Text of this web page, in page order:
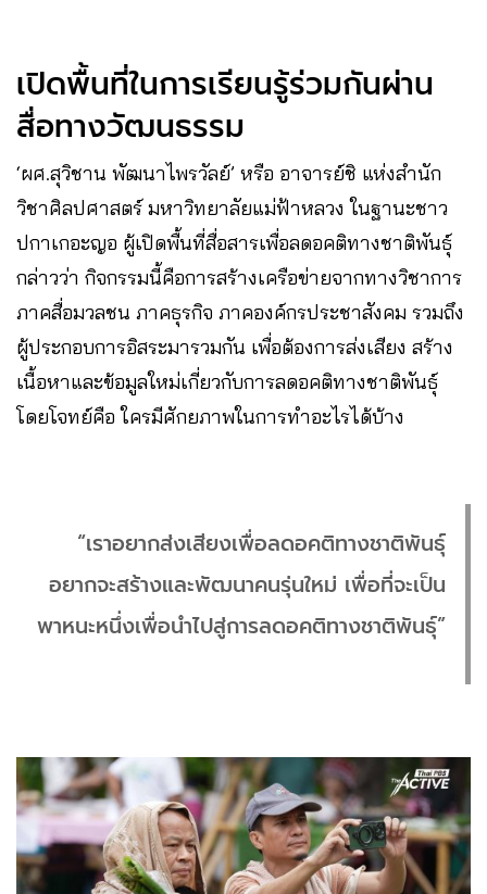
เปิดพื้นที่ในการเรียนรู้ร่วมกันผ่าน
สื่อทางวัฒนธรรม
‘ผศ.สุวิชาน พัฒนาไพรวัลย์’ หรือ อาจารย์ชิ แห่งสำนัก
วิชาศิลปศาสตร์ มหาวิทยาลัยแม่ฟ้าหลวง ในฐานะชาว
ปกาเกอะญอ ผู้เปิดพื้นที่สื่อสารเพื่อลดอคติทางชาติพันธุ์
กล่าวว่า กิจกรรมนี้คือการสร้างเครือข่ายจากทางวิชาการ
ภาคสื่อมวลชน ภาคธุรกิจ ภาคองค์กรประชาสังคม รวมถึง
ผู้ประกอบการอิสระมารวมกัน เพื่อต้องการส่งเสียง สร้าง
เนื้อหาและข้อมูลใหม่เกี่ยวกับการลดอคติทางชาติพันธุ์
โดยโจทย์คือ ใครมีศักยภาพในการทำอะไรได้บ้าง
“เราอยากส่งเสียงเพื่อลดอคติทางชาติพันธุ์
อยากจะสร้างและพัฒนาคนรุ่นใหม่ เพื่อที่จะเป็น
พาหนะหนึ่งเพื่อนำไปสู่การลดอคติทางชาติพันธุ์”